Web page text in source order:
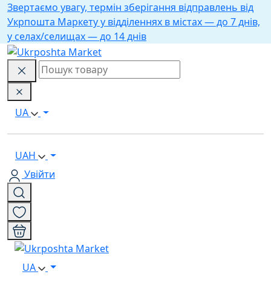
Звертаємо увагу, термін зберігання відправлень від
Укрпошта Маркету у відділеннях в містах — до 7 днів,
у селах/селищах — до 14 днів
UA
UAH
Увійти
UA